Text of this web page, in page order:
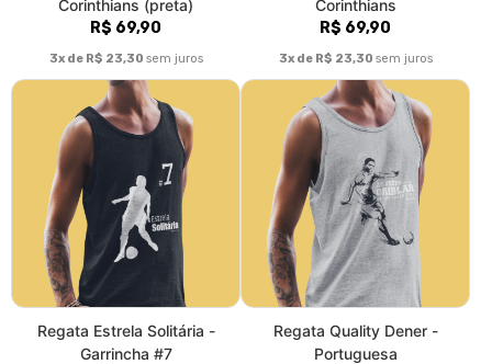
Corinthians (preta)
R$ 69,90
3x de R$ 23,30 sem juros
Corinthians
R$ 69,90
3x de R$ 23,30 sem juros
Regata Estrela Solitária -
Garrincha #7
Regata Quality Dener -
Portuguesa